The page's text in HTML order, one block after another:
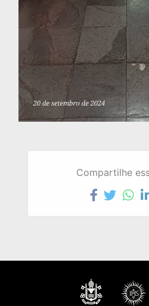
Compartilhe